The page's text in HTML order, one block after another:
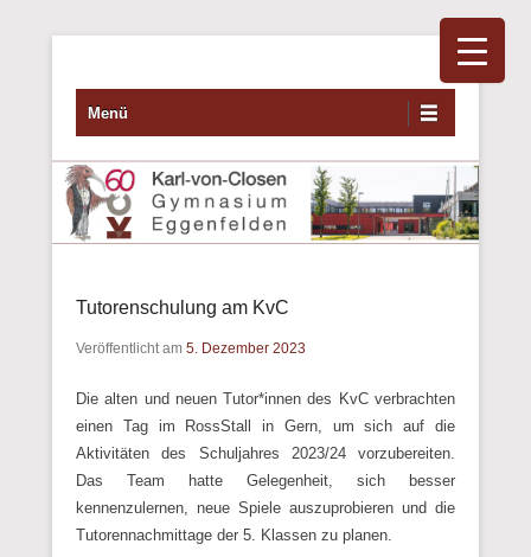
Primäres Menü
Zum Inhalt wechseln
Menü
Tutorenschulung am KvC
Veröffentlicht am 5. Dezember 2023
Die alten und neuen Tutor*innen des KvC verbrachten
einen Tag im RossStall in Gern, um sich auf die
Aktivitäten des Schuljahres 2023/24 vorzubereiten.
Das Team hatte Gelegenheit, sich besser
kennenzulernen, neue Spiele auszuprobieren und die
Tutorennachmittage der 5. Klassen zu planen.